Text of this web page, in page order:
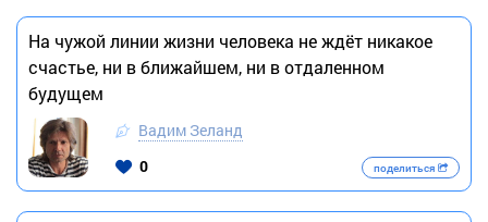
На чужой линии жизни человека не ждёт никакое
счастье, ни в ближайшем, ни в отдаленном
будущем
Вадим Зеланд
0
поделиться